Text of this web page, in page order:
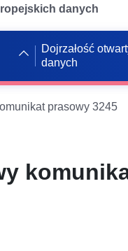
danych
Dojrzałość
danych
prasowy 3245